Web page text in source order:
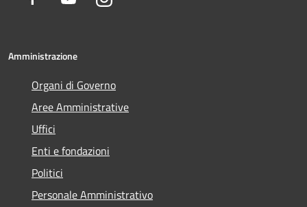
Amministrazione
Organi di Governo
Aree Amministrative
Uffici
Enti e fondazioni
Politici
Personale Amministrativo